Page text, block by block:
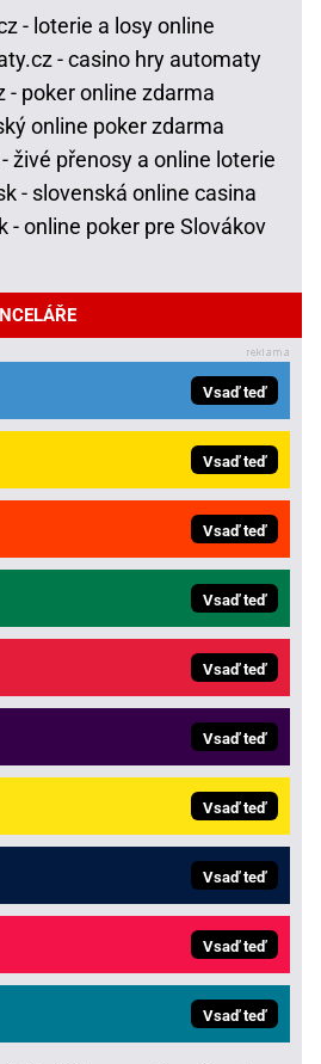
- loterie a losy online
- casino hry automaty
- poker online zdarma
online poker zdarma
živé přenosy a online loterie
- slovenská online casina
- online poker pre Slovákov
Vsaď teď
Vsaď teď
Vsaď teď
Vsaď teď
Vsaď teď
Vsaď teď
Vsaď teď
Vsaď teď
Vsaď teď
Vsaď teď